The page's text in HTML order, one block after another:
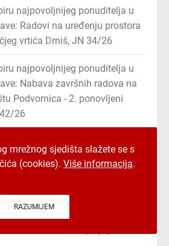
najpovoljnijeg ponuditelja u
Radovi na uređenju prostora
vrtića Drniš, JN 34/26
najpovoljnijeg ponuditelja u
Nabava završnih radova na
Podvornica - 2. ponovljeni
26
na uređenju prostora na 1. katu
Drniš, JN 34/26
postupka nabave: Nabava
mrežnog sjedišta slažete se s
(cookies). Više informacija.
RAZUMIJEM